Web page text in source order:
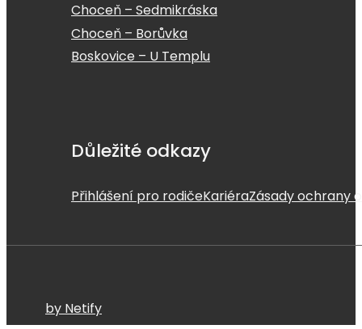
Choceň – Sedmikráska
Choceň – Borůvka
Boskovice – U Templu
Důležité odkazy
Přihlášení pro rodičeKariéraZásady ochrany
by Netify